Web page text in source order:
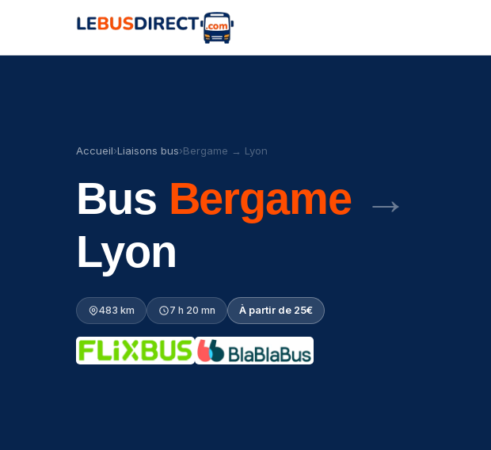
Accueil›Liaisons bus›Bergame → Lyon
Bus Bergame →
Lyon
483 km 7 h 20 mn À partir de 25€